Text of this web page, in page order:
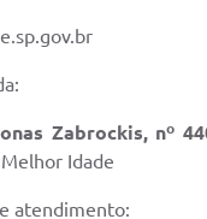
Zabrockis, nº
Idade
atendimento: